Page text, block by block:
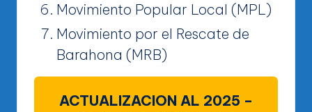
Movimiento Popular Local (MPL)
Movimiento por el Rescate de
Barahona (MRB)
ACTUALIZACION AL 2025 –